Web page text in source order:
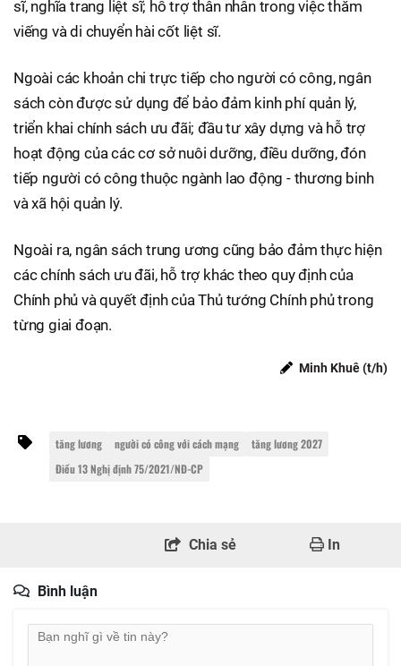
sĩ, nghĩa trang liệt sĩ; hỗ trợ thân nhân trong việc thăm
viếng và di chuyển hài cốt liệt sĩ.
Ngoài các khoản chi trực tiếp cho người có công, ngân
sách còn được sử dụng để bảo đảm kinh phí quản lý,
triển khai chính sách ưu đãi; đầu tư xây dựng và hỗ trợ
hoạt động của các cơ sở nuôi dưỡng, điều dưỡng, đón
tiếp người có công thuộc ngành lao động - thương binh
và xã hội quản lý.
Ngoài ra, ngân sách trung ương cũng bảo đảm thực hiện
các chính sách ưu đãi, hỗ trợ khác theo quy định của
Chính phủ và quyết định của Thủ tướng Chính phủ trong
từng giai đoạn.
Minh Khuê (t/h)
tăng lương người có công với cách mạng
tăng lương 2027
Điều 13 Nghị định 75/2021/NĐ-CP
Chia sẻ In
Bình luận